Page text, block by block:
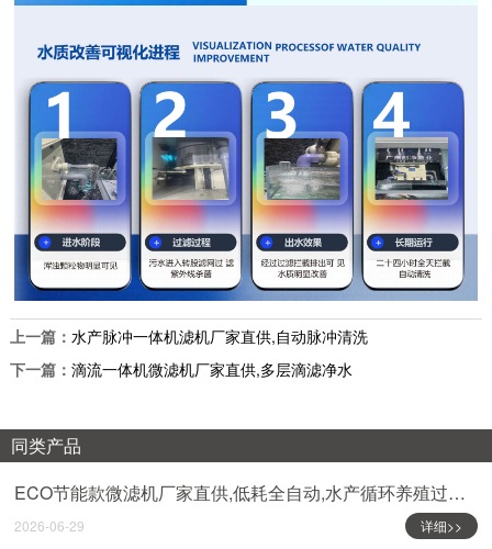
上一篇： 水产脉冲一体机滤机厂家直供,自动脉冲清洗
下一篇： 滴流一体机微滤机厂家直供,多层滴滤净水
同类产品
ECO节能款微滤机厂家直供,低耗全自动,水产循环养殖过滤设备
2026-06-29 详细>>